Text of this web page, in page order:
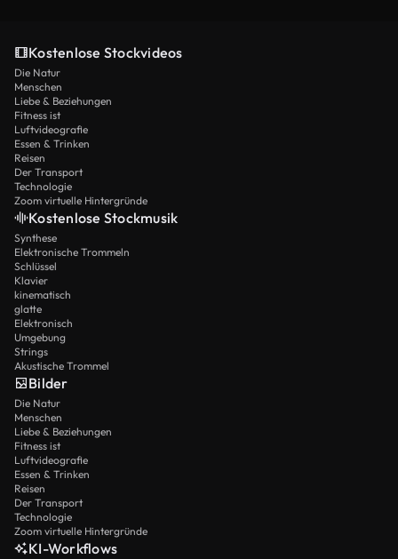
Kostenlose Stockvideos
Die Natur
Menschen
Liebe & Beziehungen
Fitness ist
Luftvideografie
Essen & Trinken
Reisen
Der Transport
Technologie
Zoom virtuelle Hintergründe
Kostenlose Stockmusik
Synthese
Elektronische Trommeln
Schlüssel
Klavier
kinematisch
glatte
Elektronisch
Umgebung
Strings
Akustische Trommel
Bilder
Die Natur
Menschen
Liebe & Beziehungen
Fitness ist
Luftvideografie
Essen & Trinken
Reisen
Der Transport
Technologie
Zoom virtuelle Hintergründe
KI-Workflows